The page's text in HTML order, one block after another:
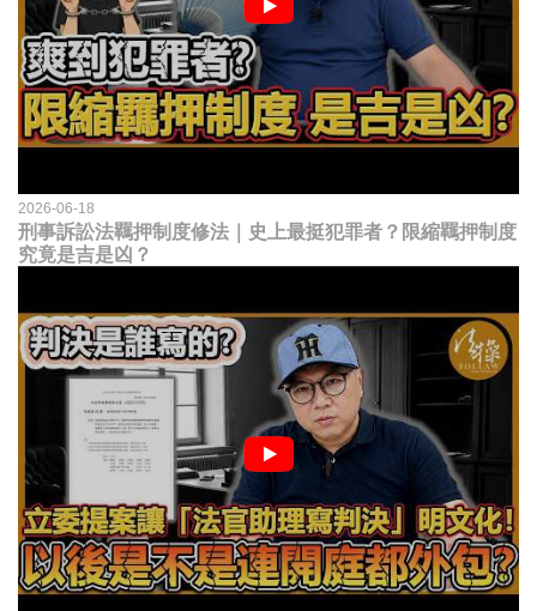
2026-06-18
刑事訴訟法羈押制度修法｜史上最挺犯罪者？限縮羈押制度
究竟是吉是凶？